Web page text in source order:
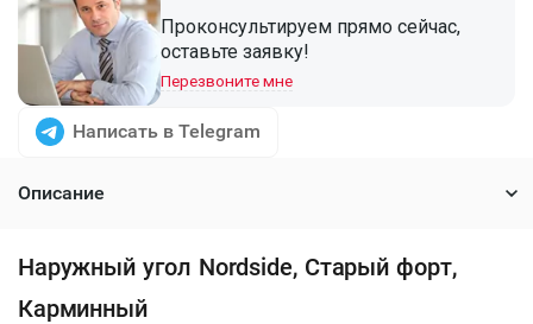
Проконсультируем прямо сейчас,
оставьте заявку!
Перезвоните мне
Написать в Telegram
Описание
Наружный угол Nordside, Старый форт,
Карминный